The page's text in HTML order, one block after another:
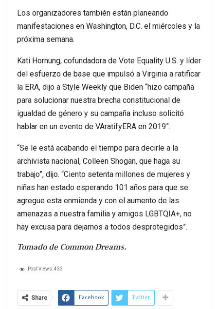
Los organizadores también están planeando
manifestaciones en Washington, D.C. el miércoles y la
próxima semana.
Kati Hornung, cofundadora de Vote Equality U.S. y líder
del esfuerzo de base que impulsó a Virginia a ratificar
la ERA, dijo a Style Weekly que Biden “hizo campaña
para solucionar nuestra brecha constitucional de
igualdad de género y su campaña incluso solicitó
hablar en un evento de VAratifyERA en 2019”.
“Se le está acabando el tiempo para decirle a la
archivista nacional, Colleen Shogan, que haga su
trabajo”, dijo. “Ciento setenta millones de mujeres y
niñas han estado esperando 101 años para que se
agregue esta enmienda y con el aumento de las
amenazas a nuestra familia y amigos LGBTQIA+, no
hay excusa para dejarnos a todos desprotegidos”.
Tomado de Common Dreams.
Post Views:433
Share Facebook Twitter